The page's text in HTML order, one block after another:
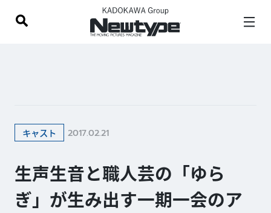
キャスト 2017.02.21
生声生音と職人芸の「ゆら
ぎ」が生み出す一期一会のア